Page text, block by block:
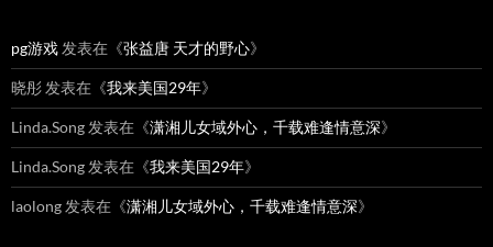
pg游戏 发表在《张益唐 天才的野心》
晓彤 发表在《我来美国29年》
Linda.Song 发表在《潇湘儿女域外心，千载难逢情意深》
Linda.Song 发表在《我来美国29年》
laolong 发表在《潇湘儿女域外心，千载难逢情意深》